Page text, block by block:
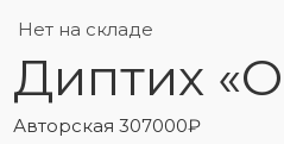
Нет на складе
Диптих
Авторская 307000₽